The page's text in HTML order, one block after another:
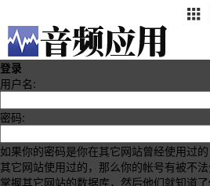
登录
用户名:
密码:
如果你的密码是你在其它网站曾经使用过
其它网站使用过的，那么你的帐号有被不
掌握其它网站的数据库，然后他们就知道